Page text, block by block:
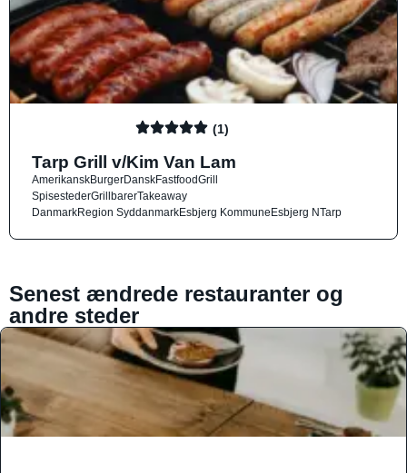
(1)
Tarp Grill v/Kim Van Lam
AmerikanskBurgerDanskFastfoodGrill
SpisestederGrillbarerTakeaway
DanmarkRegion SyddanmarkEsbjerg KommuneEsbjerg NTarp
Senest ændrede restauranter og
andre steder